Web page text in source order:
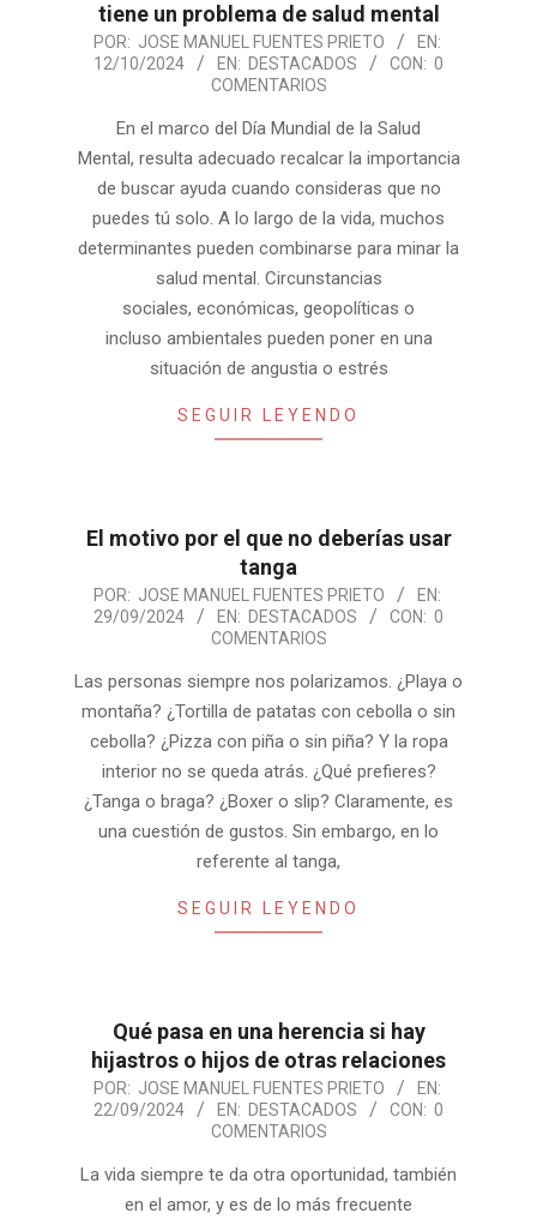
tiene un problema de salud mental
2024-POR: JOSE MANUEL FUENTES PRIETO
EN:
12/10/2024
EN: DESTACADOS CON: 0
COMENTARIOS
En el marco del Día Mundial de la Salud
Mental, resulta adecuado recalcar la importancia
de buscar ayuda cuando consideras que no
puedes tú solo. A lo largo de la vida, muchos
determinantes pueden combinarse para minar la
salud mental. Circunstancias
sociales, económicas, geopolíticas o
incluso ambientales pueden poner en una
situación de angustia o estrés
SEGUIR LEYENDO
El motivo por el que no deberías usar
tanga
2024-
09-
POR: JOSE MANUEL FUENTES PRIETO
EN:
29/09/2024
EN: DESTACADOS CON: 0
COMENTARIOS
Las personas siempre nos polarizamos. ¿Playa o
montaña? ¿Tortilla de patatas con cebolla o sin
cebolla? ¿Pizza con piña o sin piña? Y la ropa
interior no se queda atrás. ¿Qué prefieres?
¿Tanga o braga? ¿Boxer o slip? Claramente, es
una cuestión de gustos. Sin embargo, en lo
referente al tanga,
SEGUIR LEYENDO
Qué pasa en una herencia si hay
hijastros o hijos de otras relaciones
2024-
09-
POR: JOSE MANUEL FUENTES PRIETO
EN:
22/09/2024
EN: DESTACADOS CON: 0
COMENTARIOS
La vida siempre te da otra oportunidad, también
en el amor, y es de lo más frecuente